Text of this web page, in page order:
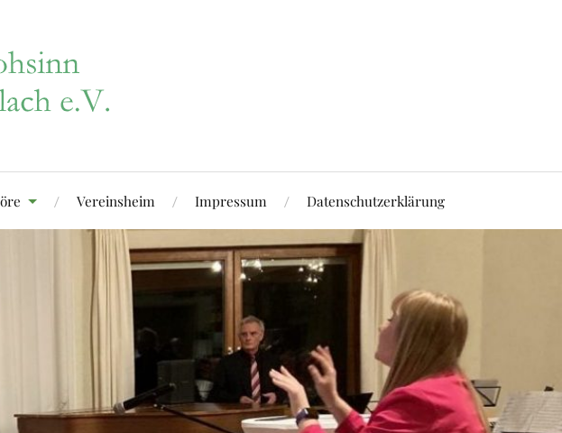
Vereinsheim Impressum Datenschutzerklärung